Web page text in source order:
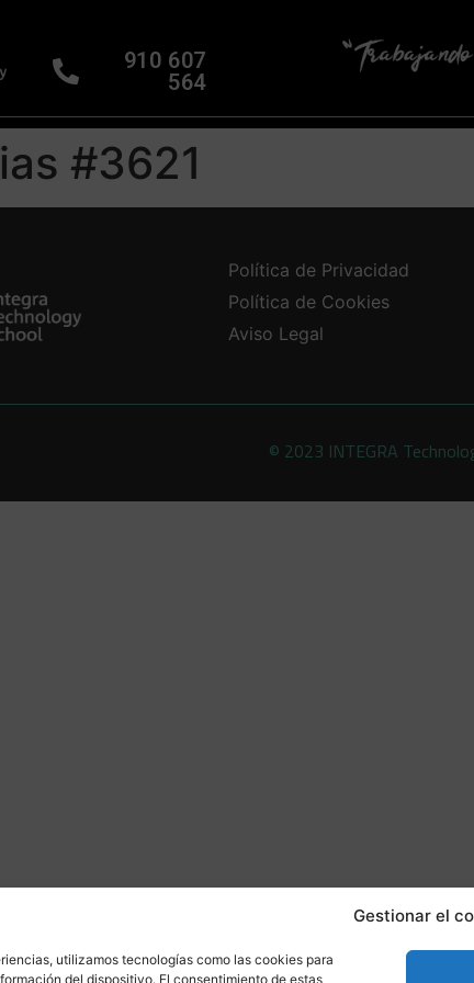
Gestionar el
utilizamos tecnologías como las cookies para
del dispositivo. El consentimiento de estas
910 607
564
#3621
Política de Privacidad
Política de Cookies
Aviso Legal
© 2023 INTEGRA